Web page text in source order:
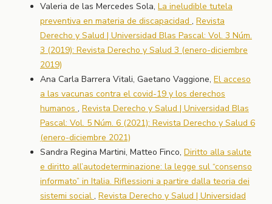
Valeria de las Mercedes Sola, La ineludible tutela
preventiva en materia de discapacidad , Revista
Derecho y Salud | Universidad Blas Pascal: Vol. 3 Núm.
3 (2019): Revista Derecho y Salud 3 (enero-diciembre
2019)
Ana Carla Barrera Vitali, Gaetano Vaggione, El acceso
a las vacunas contra el covid-19 y los derechos
humanos , Revista Derecho y Salud | Universidad Blas
Pascal: Vol. 5 Núm. 6 (2021): Revista Derecho y Salud 6
(enero-diciembre 2021)
Sandra Regina Martini, Matteo Finco, Diritto alla salute
e diritto all’autodeterminazione: la legge sul “consenso
informato” in Italia. Riflessioni a partire dalla teoria dei
sistemi social , Revista Derecho y Salud | Universidad